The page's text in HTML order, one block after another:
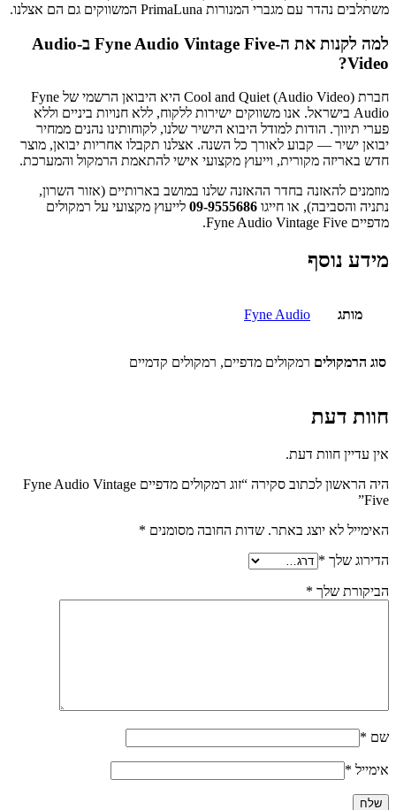
משתלבים נהדר עם מגברי המנורות PrimaLuna המשווקים גם הם אצלנו.
למה לקנות את ה-Fyne Audio Vintage Five ב-Audio
Video?
חברת Cool and Quiet (Audio Video) היא היבואן הרשמי של Fyne
Audio בישראל. אנו משווקים ישירות ללקוח, ללא חנויות ביניים וללא
פערי תיווך. הודות למודל היבוא הישיר שלנו, לקוחותינו נהנים ממחיר
יבואן ישיר — קבוע לאורך כל השנה. אצלנו תקבלו אחריות יבואן, מוצר
חדש באריזה מקורית, וייעוץ מקצועי אישי להתאמת הרמקול והמערכת.
מוזמנים להאזנה בחדר ההאזנה שלנו במושב בארותיים (אזור השרון,
נתניה והסביבה), או חייגו 09-9555686 לייעוץ מקצועי על רמקולים
מדפיים Fyne Audio Vintage Five.
מידע נוסף
מותג Fyne Audio
סוג הרמקולים רמקולים מדפיים, רמקולים קדמיים
חוות דעת
אין עדיין חוות דעת.
היה הראשון לכתוב סקירה “זוג רמקולים מדפיים Fyne Audio Vintage
Five”
האימייל לא יוצג באתר. שדות החובה מסומנים *
הדירוג שלך *
הביקורת שלך *
שם *
אימייל *